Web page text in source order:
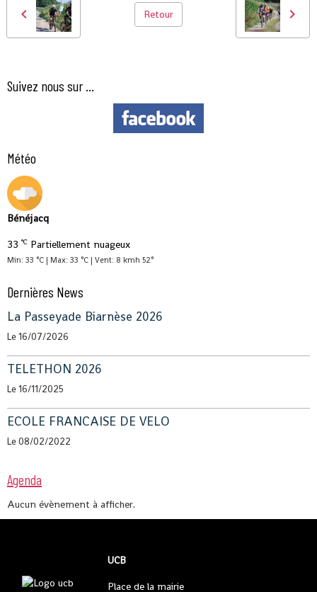
Retour
Suivez nous sur ...
Météo
Bénéjacq
33 °C Partiellement nuageux
Min: 33 °C | Max: 33 °C | Vent: 8 kmh 52°
Dernières News
La Passeyade Biarnèse 2026
Le 16/07/2026
TELETHON 2026
Le 16/11/2025
ECOLE FRANCAISE DE VELO
Le 08/02/2022
Agenda
Aucun évènement à afficher.
UCB
Place de la mairie